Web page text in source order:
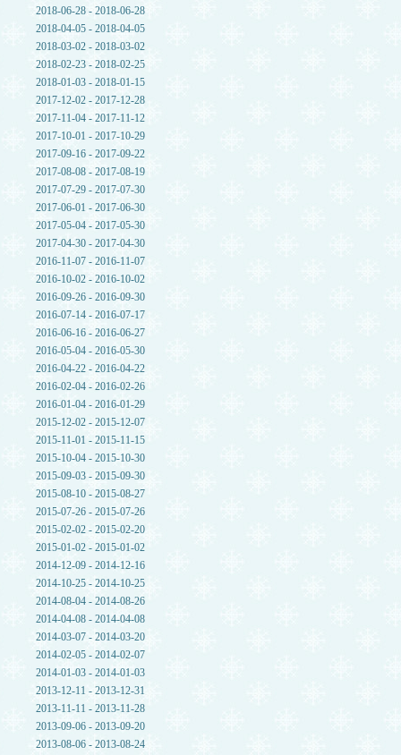
2018-06-28 - 2018-06-28
2018-04-05 - 2018-04-05
2018-03-02 - 2018-03-02
2018-02-23 - 2018-02-25
2018-01-03 - 2018-01-15
2017-12-02 - 2017-12-28
2017-11-04 - 2017-11-12
2017-10-01 - 2017-10-29
2017-09-16 - 2017-09-22
2017-08-08 - 2017-08-19
2017-07-29 - 2017-07-30
2017-06-01 - 2017-06-30
2017-05-04 - 2017-05-30
2017-04-30 - 2017-04-30
2016-11-07 - 2016-11-07
2016-10-02 - 2016-10-02
2016-09-26 - 2016-09-30
2016-07-14 - 2016-07-17
2016-06-16 - 2016-06-27
2016-05-04 - 2016-05-30
2016-04-22 - 2016-04-22
2016-02-04 - 2016-02-26
2016-01-04 - 2016-01-29
2015-12-02 - 2015-12-07
2015-11-01 - 2015-11-15
2015-10-04 - 2015-10-30
2015-09-03 - 2015-09-30
2015-08-10 - 2015-08-27
2015-07-26 - 2015-07-26
2015-02-02 - 2015-02-20
2015-01-02 - 2015-01-02
2014-12-09 - 2014-12-16
2014-10-25 - 2014-10-25
2014-08-04 - 2014-08-26
2014-04-08 - 2014-04-08
2014-03-07 - 2014-03-20
2014-02-05 - 2014-02-07
2014-01-03 - 2014-01-03
2013-12-11 - 2013-12-31
2013-11-11 - 2013-11-28
2013-09-06 - 2013-09-20
2013-08-06 - 2013-08-24